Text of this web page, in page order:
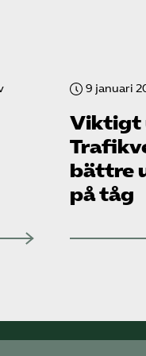
9 januari
Viktigt
bättre
på tåg